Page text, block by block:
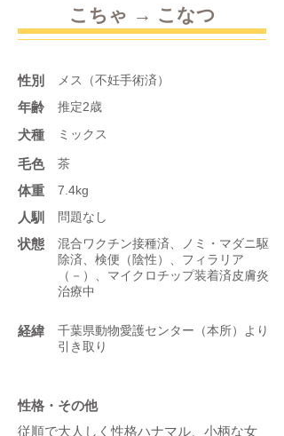
こちゃ → こなつ
性別 メス（不妊手術済）
年齢 推定2歳
​犬種 ミックス
​毛色 茶
体重 7.4kg
人馴 問題なし
状態
混合ワクチン接種済、ノミ・マダニ駆
除済、検便（陰性）、フィラリア
（－）、マイクロチップ装着済皮膚炎
治療中
​経緯
千葉県動物愛護センター（本所）より
引き取り
性格・その他
従順で大人しく性格ハナマル、小柄な女